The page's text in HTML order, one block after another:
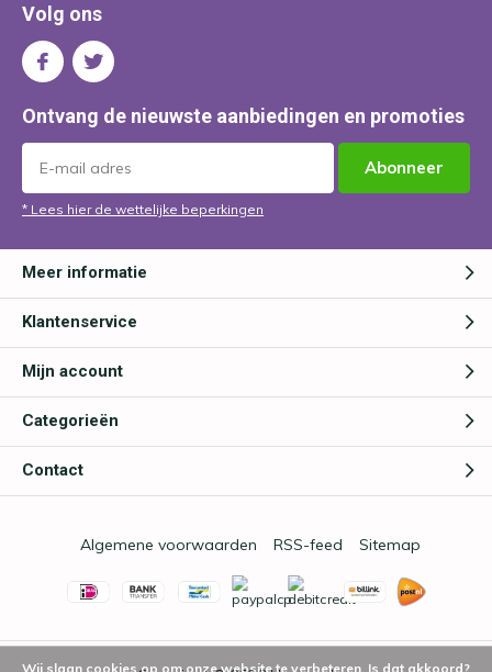
Volg ons
Ontvang de nieuwste aanbiedingen en promoties
Abonneer
* Lees hier de wettelijke beperkingen
Meer informatie
Klantenservice
Mijn account
Categorieën
Contact
Algemene voorwaarden RSS-feed Sitemap
Wij slaan cookies op om onze website te verbeteren. Is dat akkoord?